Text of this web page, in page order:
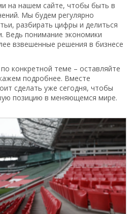
на нашем сайте, чтобы быть в
Мы будем регулярно
разбирать цифры и делиться
Ведь понимание экономики
взвешенные решения в бизнесе
конкретной теме – оставляйте
подробнее. Вместе
сделать уже сегодня, чтобы
позицию в меняющемся мире.